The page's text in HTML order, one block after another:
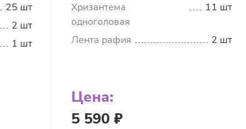
25 шт
2 шт
1 шт
Хризантема
одноголовая
11 шт
Лента рафия 2 шт
Цена:
5 590 ₽